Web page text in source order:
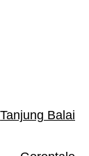
Tanjung Balai